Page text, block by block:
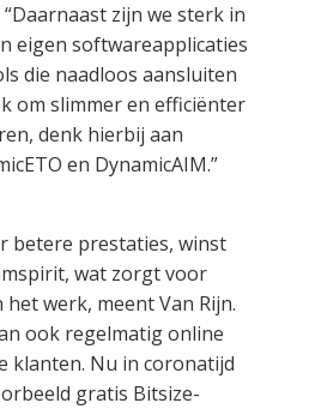
zijn we sterk in
eigen softwareapplicaties
die naadloos aansluiten
om slimmer en efficiënter
denk hierbij aan
en DynamicAIM.”
betere prestaties, winst
wat zorgt voor
werk, meent Van Rijn.
ook regelmatig online
klanten. Nu in coronatijd
gratis Bitsize-